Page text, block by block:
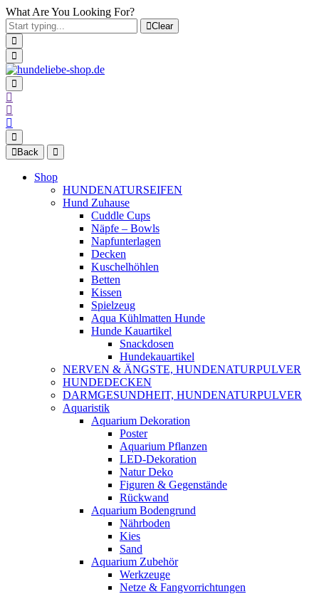
What Are You Looking For?
Clear
Back
Shop
HUNDENATURSEIFEN
Hund Zuhause
Cuddle Cups
Näpfe – Bowls
Napfunterlagen
Decken
Kuschelhöhlen
Betten
Kissen
Spielzeug
Aqua Kühlmatten Hunde
Hunde Kauartikel
Snackdosen
Hundekauartikel
NERVEN & ÄNGSTE, HUNDENATURPULVER
HUNDEDECKEN
DARMGESUNDHEIT, HUNDENATURPULVER
Aquaristik
Aquarium Dekoration
Poster
Aquarium Pflanzen
LED-Dekoration
Natur Deko
Figuren & Gegenstände
Rückwand
Aquarium Bodengrund
Nährboden
Kies
Sand
Aquarium Zubehör
Werkzeuge
Netze & Fangvorrichtungen